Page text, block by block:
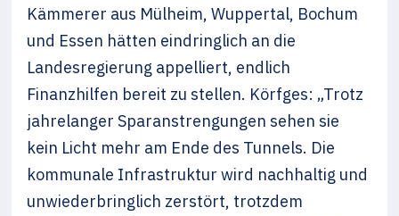
Kämmerer aus Mülheim, Wuppertal, Bochum
und Essen hätten eindringlich an die
Landesregierung appelliert, endlich
Finanzhilfen bereit zu stellen. Körfges: „Trotz
jahrelanger Sparanstrengungen sehen sie
kein Licht mehr am Ende des Tunnels. Die
kommunale Infrastruktur wird nachhaltig und
unwiederbringlich zerstört, trotzdem